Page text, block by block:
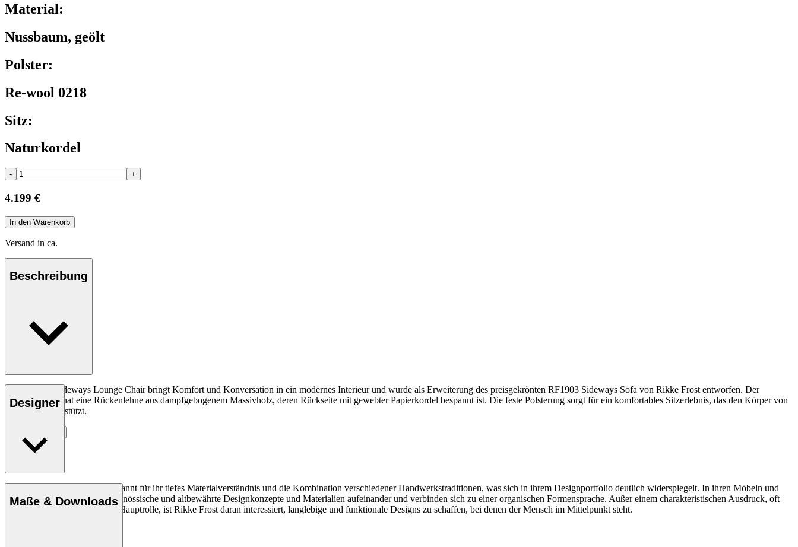
Material:
Nussbaum, geölt
Polster:
Re-wool 0218
Sitz:
Naturkordel
- +
4.199 €
In den Warenkorb
Versand in ca.
Beschreibung
Der RF1904 Sideways Lounge Chair bringt Komfort und Konversation in ein modernes Interieur und wurde als Erweiterung des preisgekrönten RF1903 Sideways Sofa von Rikke Frost entworfen. Der
Lounge-Sessel hat eine Rückenlehne aus dampfgebogenem Massivholz, deren Rückseite mit gewebter Papierkordel bespannt ist. Die feste Polsterung sorgt für ein komfortables Sitzerlebnis, das den Körper von
allen Seiten gut stützt.
Designer
Rikke Frost (geb. 1973) ist bekannt für ihr tiefes Materialverständnis und die Kombination verschiedener Handwerkstraditionen, was sich in ihrem Designportfolio deutlich widerspiegelt. In ihren Möbeln und
ihrer Beleuchtung treffen zeitgenössische und altbewährte Designkonzepte und Materialien aufeinander und verbinden sich zu einer organischen Formensprache. Außer einem charakteristischen Ausdruck, oft
mit dem Kreis als Form in der Hauptrolle, ist Rikke Frost daran interessiert, langlebige und funktionale Designs zu schaffen, bei denen der Mensch im Mittelpunkt steht.
Maße & Downloads